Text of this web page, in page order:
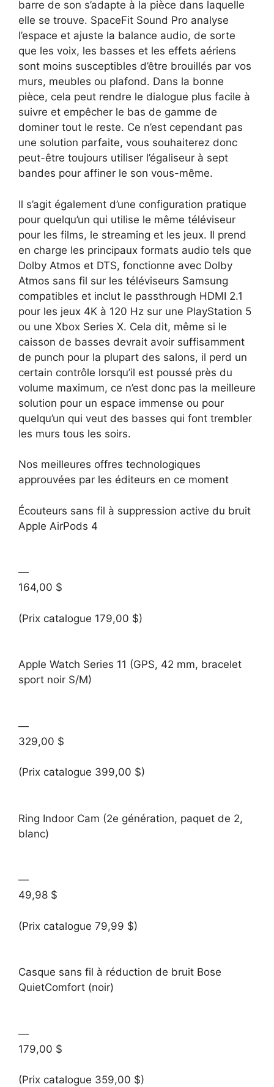
barre de son s’adapte à la pièce dans laquelle
elle se trouve. SpaceFit Sound Pro analyse
l’espace et ajuste la balance audio, de sorte
que les voix, les basses et les effets aériens
sont moins susceptibles d’être brouillés par vos
murs, meubles ou plafond. Dans la bonne
pièce, cela peut rendre le dialogue plus facile à
suivre et empêcher le bas de gamme de
dominer tout le reste. Ce n’est cependant pas
une solution parfaite, vous souhaiterez donc
peut-être toujours utiliser l’égaliseur à sept
bandes pour affiner le son vous-même.
Il s’agit également d’une configuration pratique
pour quelqu’un qui utilise le même téléviseur
pour les films, le streaming et les jeux. Il prend
en charge les principaux formats audio tels que
Dolby Atmos et DTS, fonctionne avec Dolby
Atmos sans fil sur les téléviseurs Samsung
compatibles et inclut le passthrough HDMI 2.1
pour les jeux 4K à 120 Hz sur une PlayStation 5
ou une Xbox Series X. Cela dit, même si le
caisson de basses devrait avoir suffisamment
de punch pour la plupart des salons, il perd un
certain contrôle lorsqu’il est poussé près du
volume maximum, ce n’est donc pas la meilleure
solution pour un espace immense ou pour
quelqu’un qui veut des basses qui font trembler
les murs tous les soirs.
Nos meilleures offres technologiques
approuvées par les éditeurs en ce moment
Écouteurs sans fil à suppression active du bruit
Apple AirPods 4
—
164,00 $
(Prix catalogue 179,00 $)
Apple Watch Series 11 (GPS, 42 mm, bracelet
sport noir S/M)
—
329,00 $
(Prix catalogue 399,00 $)
Ring Indoor Cam (2e génération, paquet de 2,
blanc)
—
49,98 $
(Prix catalogue 79,99 $)
Casque sans fil à réduction de bruit Bose
QuietComfort (noir)
—
179,00 $
(Prix catalogue 359,00 $)